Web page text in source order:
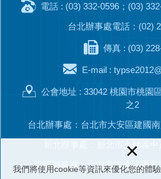
我們將使用cookie等資訊來優化您的體
×
電話 : (03) 332-0596；(03)
台北辦事處電話：(02)
傳真 : (03)
E-mail :
公會地址 : 33042 桃園市桃園
之2
台北辦事處：台北市大安區建國
新北辦事處：新北市土城區中
南部辦事處：台南市安南區國安